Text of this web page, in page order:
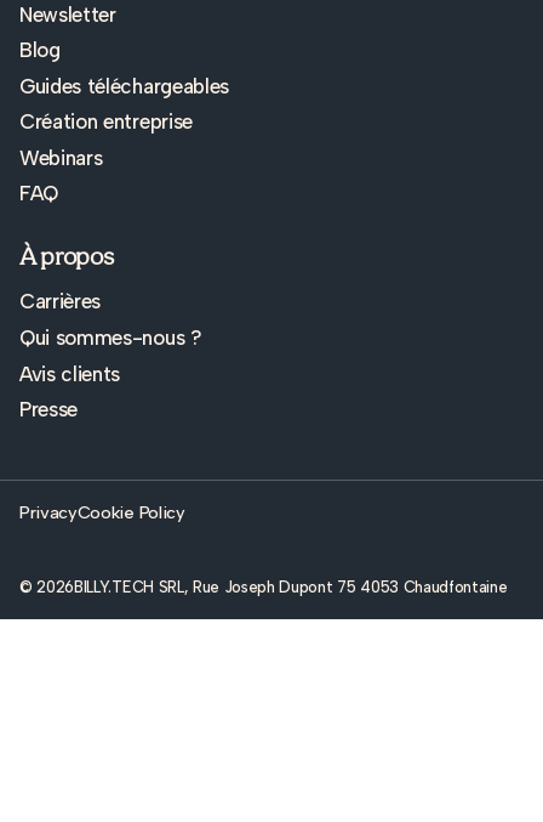
Newsletter
Blog
Guides téléchargeables
Création entreprise
Webinars
FAQ
À propos
Carrières
Qui sommes-nous ?
Avis clients
Presse
© 2026 BILLY.TECH SRL, Rue Joseph Dupont 75 4053 Chaudfontaine
PrivacyCookie Policy